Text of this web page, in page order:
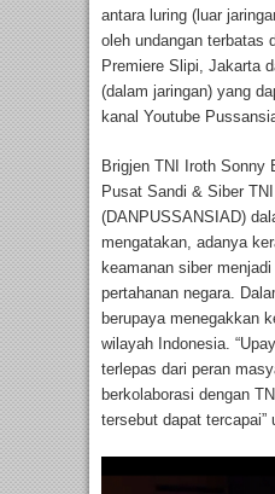
antara luring (luar
oleh undangan terbatas
Premiere Slipi, Jakarta
(dalam jaringan) yang
kanal Youtube
Brigjen TNI Iroth Sonny
Pusat Sandi & Siber
(DANPUSSANSIAD)
mengatakan, adanya
keamanan siber
pertahanan negara.
berupaya menegakkan
wilayah Indonesia.
terlepas dari peran
berkolaborasi dengan
tersebut dapat tercapai”